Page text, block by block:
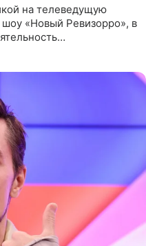
на телеведущую
«Новый Ревизорро», в